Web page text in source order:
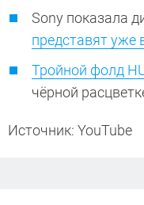
Sony показала
представят уже
Тройной фолд
чёрной
Источник: YouTube